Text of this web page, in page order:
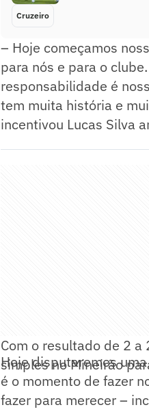
Cruzeiro
– Hoje começamos
para nós e para o
responsabilidade é
tem muita história e
incentivou Lucas Silva
Com o resultado de 2
simples no Mineirão
Hoje disputaremos
é o momento de fazer
fazer para merecer –